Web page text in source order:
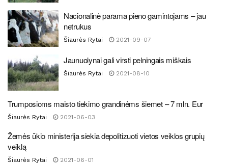
Nacionalinė parama pieno gamintojams – jau
netrukus
Šiaurės Rytai 2021-09-07
Jaunuolynai gali virsti pelningais miškais
Šiaurės Rytai 2021-08-10
Trumposioms maisto tiekimo grandinėms šiemet – 7 mln. Eur
Šiaurės Rytai 2021-06-03
Žemės ūkio ministerija siekia depolitizuoti vietos veiklos grupių
veiklą
Šiaurės Rytai 2021-06-01